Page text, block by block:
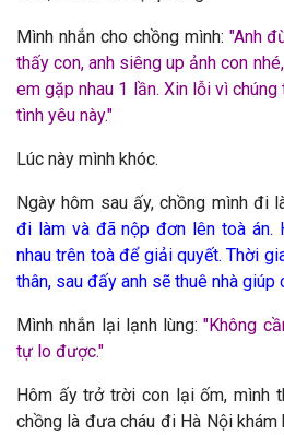
Mình nhắn cho chồng mình: "Anh
thấy con, anh siêng up ảnh con
em gặp nhau 1 lần. Xin lỗi vì
tình yêu này."
Lúc này mình khóc.
Ngày hôm sau ấy, chồng mình đi
đi làm và đã nộp đơn lên toà án.
nhau trên toà để giải quyết. Thời
thân, sau đấy anh sẽ thuê nhà giúp
Mình nhắn lại lạnh lùng:"Không
tự lo được."
Hôm ấy trở trời con lại ốm, mình
chồng là đưa cháu đi Hà Nội khám